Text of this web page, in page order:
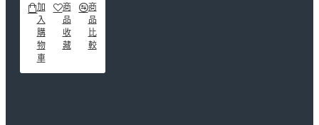
加
入
購
物
車
商
品
收
藏
商
品
比
較